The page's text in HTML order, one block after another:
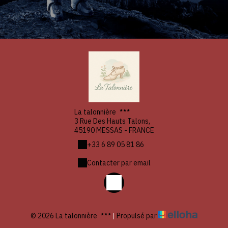
La talonnière
3 Rue Des Hauts Talons,
45190 MESSAS - FRANCE
+33 6 89 05 81 86
Contacter par email
© 2026 La talonnière | Propulsé par